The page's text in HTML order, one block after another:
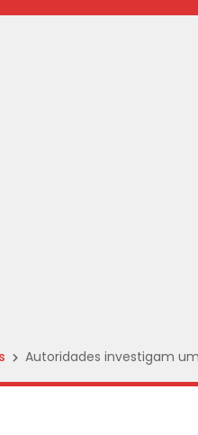
Autoridades investigam